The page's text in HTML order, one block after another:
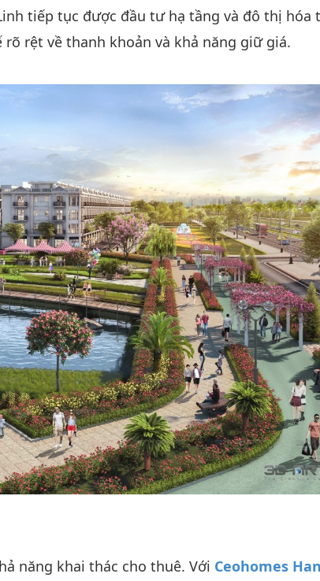
tiếp tục được đầu tư hạ tầng và đô thị hóa
rệt về thanh khoản và khả năng giữ giá.
năng khai thác cho thuê. Với Ceohomes